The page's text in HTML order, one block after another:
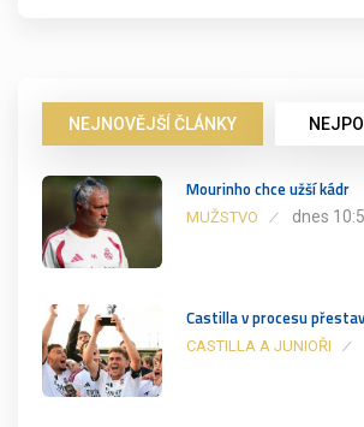
NEJNOVĚJŠÍ ČLÁNKY
Mourinho chce užší kádr
MUŽSTVO dnes
Castilla v procesu
CASTILLA A JUNIOŘI